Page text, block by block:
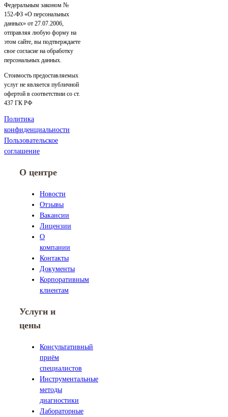
Федеральным законом №
152-ФЗ «О персональных
данных» от 27.07.2006,
отправляя любую форму на
этом сайте, вы подтверждаете
свое согласие на обработку
персональных данных.
Стоимость предоставляемых
услуг не является публичной
офертой в соответствии со ст.
437 ГК РФ
Политика
конфиденциальности
Пользовательское
соглашение
О центре
Новости
Отзывы
Вакансии
Лицензии
О
компании
Контакты
Документы
Корпоративным
клиентам
Услуги и
цены
Консультативный
приём
специалистов
Инструментальные
методы
диагностики
Лабораторные